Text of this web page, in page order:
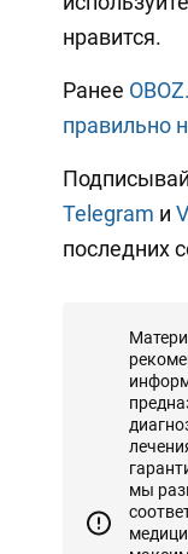
нравится.
Ранее
правильно
Telegram и
последних
мы